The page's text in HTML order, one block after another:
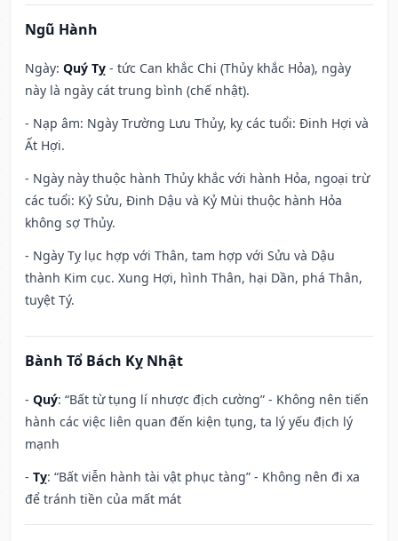
Ngũ Hành
Ngày: Quý Tỵ - tức Can khắc Chi (Thủy khắc Hỏa), ngày
này là ngày cát trung bình (chế nhật).
- Nạp âm: Ngày Trường Lưu Thủy, kỵ các tuổi: Đinh Hợi và
Ất Hợi.
- Ngày này thuộc hành Thủy khắc với hành Hỏa, ngoại trừ
các tuổi: Kỷ Sửu, Đinh Dậu và Kỷ Mùi thuộc hành Hỏa
không sợ Thủy.
- Ngày Tỵ lục hợp với Thân, tam hợp với Sửu và Dậu
thành Kim cục. Xung Hợi, hình Thân, hại Dần, phá Thân,
tuyệt Tý.
Bành Tổ Bách Kỵ Nhật
- Quý: “Bất từ tụng lí nhược địch cường” - Không nên tiến
hành các việc liên quan đến kiện tụng, ta lý yếu địch lý
mạnh
- Tỵ: “Bất viễn hành tài vật phục tàng” - Không nên đi xa
để tránh tiền của mất mát